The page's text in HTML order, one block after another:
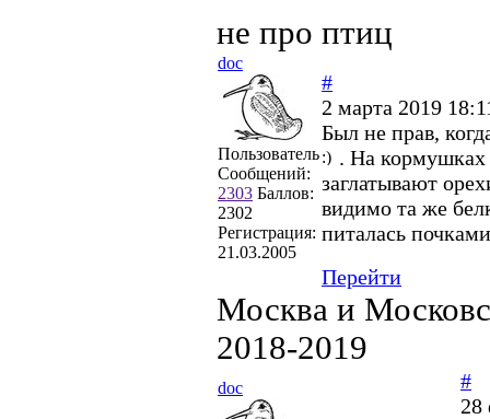
не про птиц
doc
Пользователь
Сообщений:
2303 Баллов:
2302
Регистрация:
21.03.2005
#
2 марта 2019
Был не прав,
. На кормушках
заглатывают
видимо та же
питалась
Перейти
Москва и
2018-2019
doc
#
28